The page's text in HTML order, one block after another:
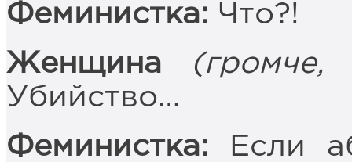
Феминистка: Что?!
Женщина
Убийство…
Феминистка: Если